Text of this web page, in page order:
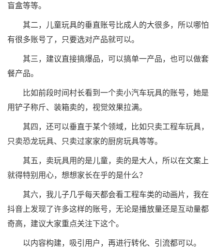
盲盒等等。
其二，儿童玩具的垂直账号比成人的大很多，所以哪怕
有很多账号了，只要选对产品就可以。
其三，建议直接搞爆品，可以搞单一产品，也可以做套
餐产品。
比如前段时间村长看到一个卖小汽车玩具的账号，她是
用铲子称斤、装箱卖的，视觉效果拉满。
其四，还可以垂直于某个领域，比如只卖工程车玩具，
只卖恐龙玩具、只卖过家家的厨房玩具等等。
其五，卖玩具用的是儿童，卖的是大人，所以在文案上
就得特别用心，想想家长在乎的是什么？
其六，我儿子几乎每天都会看工程车类的动画片，我在
抖音上发现了许多这样的账号，无论是播放量还是互动量都
奇高，建议大家重点关注下这个。
以内容构建，吸引用户，再进行转化、引流都可以。